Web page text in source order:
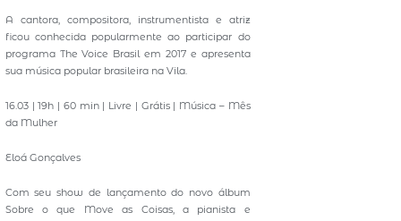
A cantora, compositora, instrumentista e atriz
ficou conhecida popularmente ao participar do
programa The Voice Brasil em 2017 e apresenta
sua música popular brasileira na Vila.
16.03 | 19h | 60 min | Livre | Grátis | Música – Mês
da Mulher
Eloá Gonçalves
Com seu show de lançamento do novo álbum
Sobre o que Move as Coisas, a pianista e